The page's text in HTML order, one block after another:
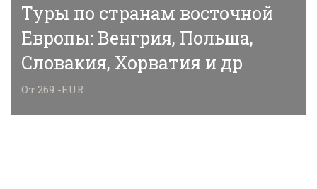
Туры по странам восточной
Европы: Венгрия, Польша,
Словакия, Хорватия и др
От 269 -EUR